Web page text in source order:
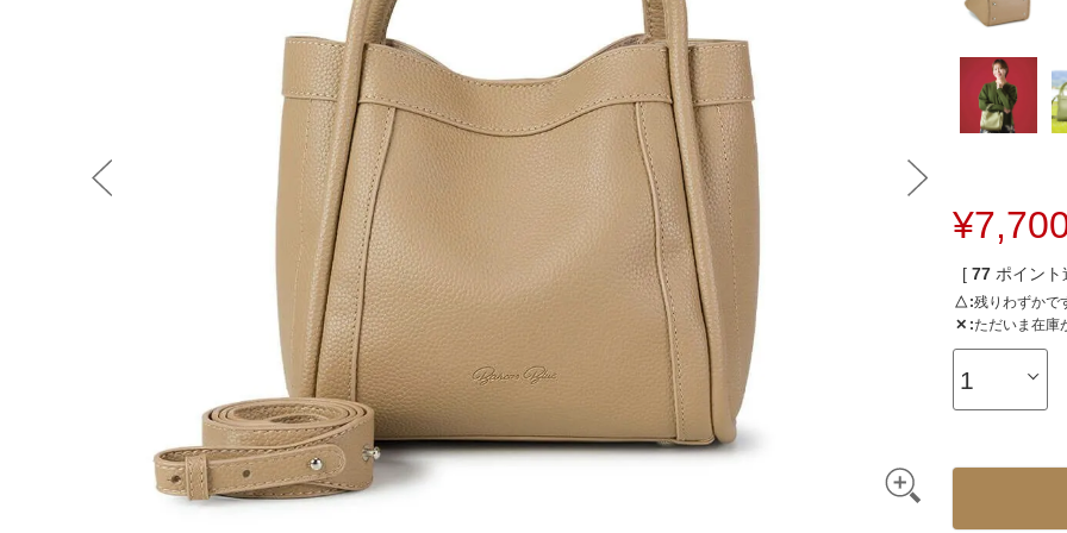
その他バッグ
¥
[ 77 ポイント
△ 残りわずかで
✕ ただいま在庫